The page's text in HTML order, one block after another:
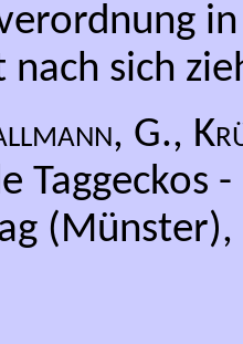
sich
G.,
Taggeckos
(Münster),